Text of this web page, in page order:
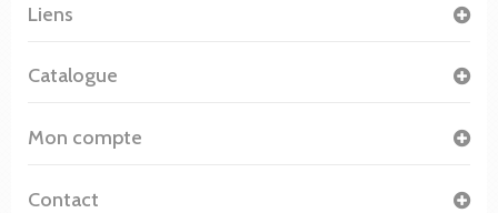
Liens
Catalogue
Mon compte
Contact